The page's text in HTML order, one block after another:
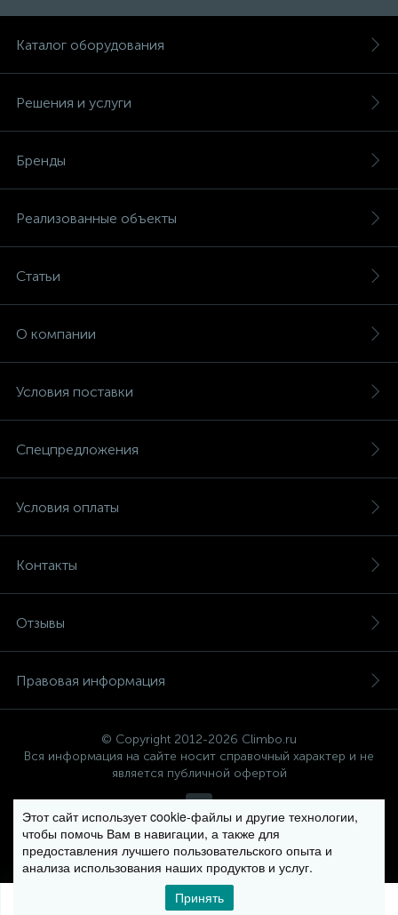
0
Каталог оборудования
Решения и услуги
Бренды
Реализованные объекты
Статьи
О компании
Условия поставки
Спецпредложения
Условия оплаты
Контакты
Отзывы
Правовая информация
© Copyright 2012-2026 Climbo.ru
Вся информация на сайте носит справочный характер и не
является публичной офертой
Политика компании в отношении обработки персональных
данных
Этот сайт использует cookie-файлы и другие технологии,
чтобы помочь Вам в навигации, а также для
предоставления лучшего пользовательского опыта и
анализа использования наших продуктов и услуг.
Принять